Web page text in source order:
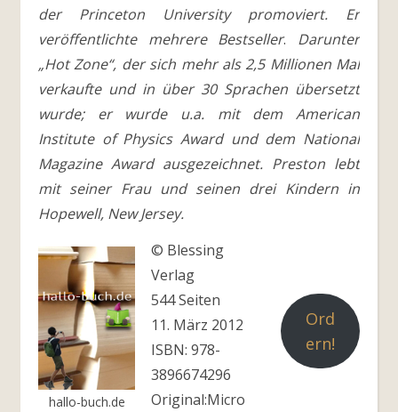
der Princeton University promoviert. Er
veröffentlichte mehrere Bestseller. Darunter
„Hot Zone“, der sich mehr als 2,5 Millionen Mal
verkaufte und in über 30 Sprachen übersetzt
wurde; er wurde u.a. mit dem American
Institute of Physics Award und dem National
Magazine Award ausgezeichnet. Preston lebt
mit seiner Frau und seinen drei Kindern in
Hopewell, New Jersey.
hallo-buch.de
© Blessing
Verlag
544 Seiten
11. März 2012
ISBN: 978-
3896674296
Original:Micro
Ord
ern!